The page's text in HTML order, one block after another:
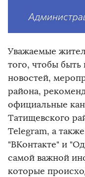
Уважаемые
того, чтобы быть
новостей,
района,
официальные
Татищевского
Telegram, а
"ВКонтакте" и
самой важной
которые